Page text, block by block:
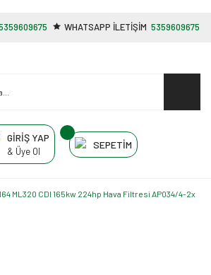
WHATSAPP İLETİŞİM 5359609675
GİRİŞ YAP
& Üye Ol
SEPETİM